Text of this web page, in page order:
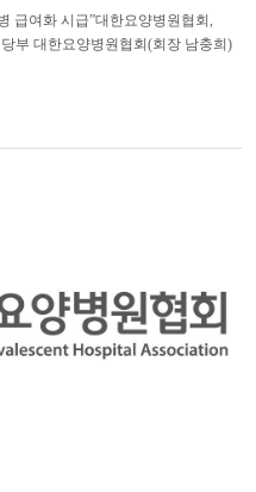
급여화 시급”대한요양병원협회,
부 대한요양병원협회(회장 남충희)
에 수차례 기저귀...